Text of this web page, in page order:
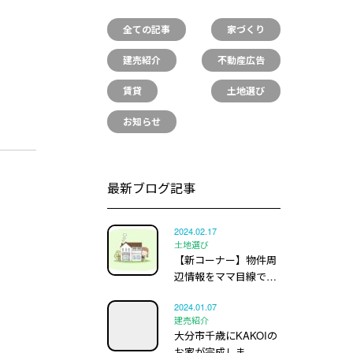
全ての記事 家づくり
建売紹介 不動産広告
賃貸 土地選び
お知らせ
最新ブログ記事
2024.02.17
土地選び
【新コーナー】物件周
辺情報をママ目線で…
2024.01.07
建売紹介
大分市千歳にKAKOIの